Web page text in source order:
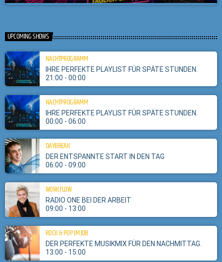
Der Kult der 80er.
Kim Wilde präsentiert jeden Freitag ab 15h die besten Pop und Rock Songs
aus den 80ern.
UPCOMING SHOWS
NACHTPROGRAMM
IHRE PERFEKTE PLAYLIST FÜR SPÄTE STUNDEN.
21:00 - 00:00
NACHTPROGRAMM
IHRE PERFEKTE PLAYLIST FÜR SPÄTE STUNDEN.
00:00 - 06:00
DAYBREAK
DER ENTSPANNTE START IN DEN TAG
06:00 - 09:00
WORKFLOW
RADIO ONE BEI DER ARBEIT
09:00 - 13:00
ROCK & POP IM JOB
DER PERFEKTE MUSIKMIX FÜR DEN NACHMITTAG.
13:00 - 15:00